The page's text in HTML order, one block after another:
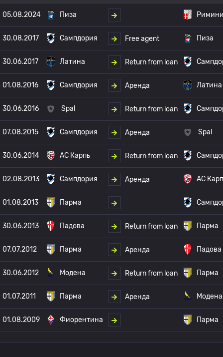
05.08.2024 Пиза
30.08.2017 Сампдория Free agent Пиза
30.06.2017 Латина Return from loan
01.08.2016 Сампдория Аренда Латина
30.06.2016 Spal Return from loan
07.08.2015 Сампдория Аренда Spal
30.06.2014 АС Карпь Return from loan
02.08.2013 Сампдория Аренда АС
01.08.2013 Парма
30.06.2013 Падова Return from loan Парма
07.07.2012 Парма Аренда Падова
30.06.2012 Модена Return from loan Парма
01.07.2011 Парма Аренда Модена
01.08.2009 Фиорентина Парма